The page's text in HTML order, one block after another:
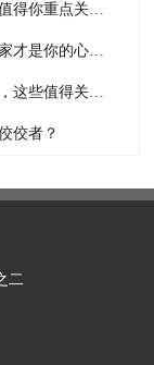
佼者？
二